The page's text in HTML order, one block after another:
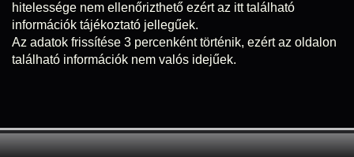
hitelessége nem ellenőrizthető ezért az itt található
információk tájékoztató jellegűek.
Az adatok frissítése 3 percenként történik, ezért az oldalon
található információk nem valós idejűek.